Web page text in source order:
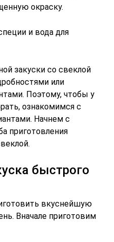
окраску.
и вода для
закуски со свеклой
или
Поэтому, чтобы у
ознакомимся с
Начнем с
приготовления
быстрого
вкуснейшую
Вначале приготовим